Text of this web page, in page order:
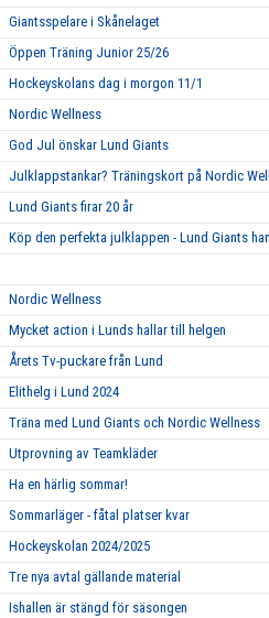
Giantsspelare i Skånelaget
Öppen Träning Junior 25/26
Hockeyskolans dag i morgon 11/1
Nordic Wellness
God Jul önskar Lund Giants
Julklappstankar? Träningskort på Nordic
Lund Giants firar 20 år
Köp den perfekta julklappen - Lund Giants
Nordic Wellness
Mycket action i Lunds hallar till helgen
Årets Tv-puckare från Lund
Elithelg i Lund 2024
Träna med Lund Giants och Nordic Wellness
Utprovning av Teamkläder
Ha en härlig sommar!
Sommarläger - fåtal platser kvar
Hockeyskolan 2024/2025
Tre nya avtal gällande material
Ishallen är stängd för säsongen